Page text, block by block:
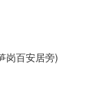
岗百安居旁)